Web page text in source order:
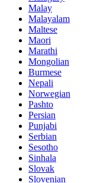
Malay
Malayalam
Maltese
Maori
Marathi
Mongolian
Burmese
Nepali
Norwegian
Pashto
Persian
Punjabi
Serbian
Sesotho
Sinhala
Slovak
Slovenian